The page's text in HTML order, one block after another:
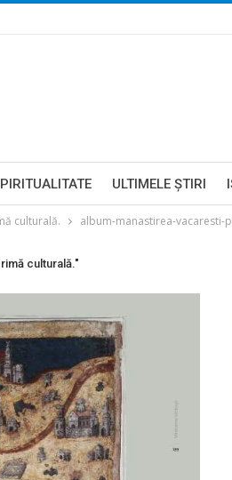
ULTIMELE ŞTIRI
culturală. album-manastirea-vacaresti-
culturală."